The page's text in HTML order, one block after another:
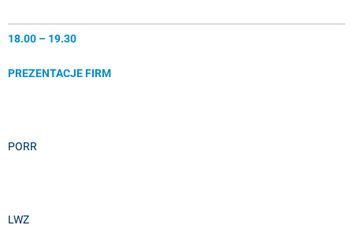
18.00 – 19.30
PREZENTACJE FIRM
PORR
LWZ